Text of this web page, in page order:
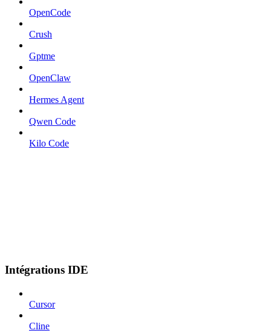
OpenCode
Crush
Gptme
OpenClaw
Hermes Agent
Qwen Code
Kilo Code
Intégrations IDE
Cursor
Cline